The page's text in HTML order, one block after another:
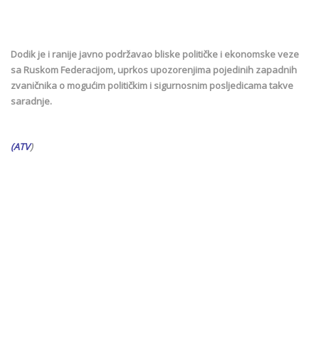
Dodik je i ranije javno podržavao bliske političke i ekonomske veze
sa Ruskom Federacijom, uprkos upozorenjima pojedinih zapadnih
zvaničnika o mogućim političkim i sigurnosnim posljedicama takve
saradnje.
(ATV)